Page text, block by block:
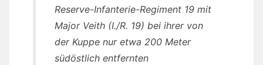
Reserve-Infanterie-Regiment 19 mit
Major Veith (I./R. 19) bei ihrer von
der Kuppe nur etwa 200 Meter
südöstlich entfernten